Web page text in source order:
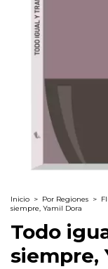
Inicio > Por Regiones >
siempre, Yamil Dora
Todo
siempre,